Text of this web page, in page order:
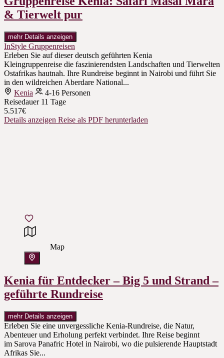
& Tierwelt pur
mehr Details anzeigen
InStyle Gruppenreisen
Erleben Sie auf dieser deutsch geführten Kenia
Kleingruppenreise die faszinierendsten Landschaften und Tierwelten
Ostafrikas hautnah. Ihre Rundreise beginnt in Nairobi und führt Sie
in den wildreichen Aberdare National...
Kenia
4-16 Personen
Reisedauer 11 Tage
5.517€
Details anzeigen Reise als PDF herunterladen
Map
Kenia für Entdecker – Big 5 und Strand –
geführte Rundreise
mehr Details anzeigen
Erleben Sie eine unvergessliche Kenia-Rundreise, die Natur,
Abenteuer und Erholung perfekt verbindet. Ihre Reise beginnt
im Sarova Panafric Hotel in Nairobi, wo die pulsierende Hauptstadt
Afrikas Sie...